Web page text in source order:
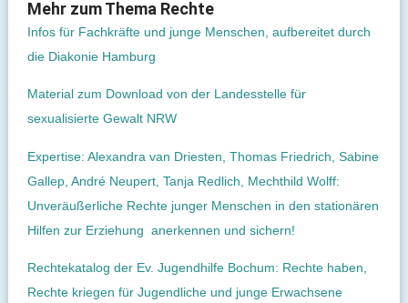
Mehr zum Thema Rechte
Infos für Fachkräfte und junge Menschen, aufbereitet durch
die Diakonie Hamburg
Material zum Download von der Landesstelle für
sexualisierte Gewalt NRW
Expertise: Alexandra van Driesten, Thomas Friedrich, Sabine
Gallep, André Neupert, Tanja Redlich, Mechthild Wolff:
Unveräußerliche Rechte junger Menschen in den stationären
Hilfen zur Erziehung anerkennen und sichern!
Rechtekatalog der Ev. Jugendhilfe Bochum: Rechte haben,
Rechte kriegen für Jugendliche und junge Erwachsene